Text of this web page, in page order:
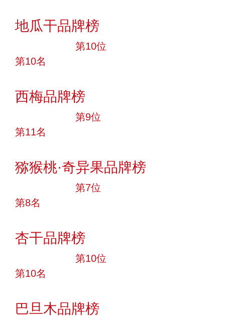
地瓜干品牌榜
第10位
第10名
西梅品牌榜
第9位
第11名
猕猴桃·奇异果品牌榜
第7位
第8名
杏干品牌榜
第10位
第10名
巴旦木品牌榜